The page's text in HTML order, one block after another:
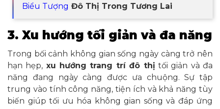
Biểu Tượng Đô Thị Trong Tương Lai
3. Xu hướng tối giản và đa năng
Trong bối cảnh không gian sống ngày càng trở nên
hạn hẹp, xu hướng trang trí đô thị tối giản và đa
năng đang ngày càng được ưa chuộng. Sự tập
trung vào tính công năng, tiện ích và khả năng tùy
biến giúp tối ưu hóa không gian sống và đáp ứng